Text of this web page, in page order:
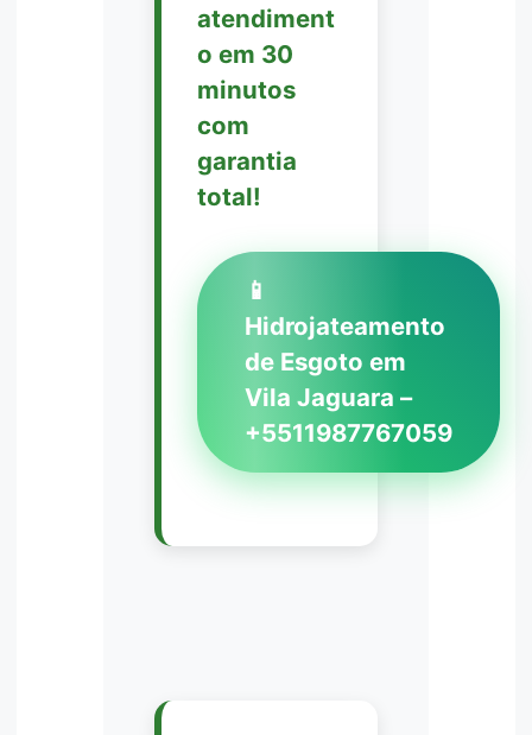
atendiment
o em 30
minutos
com
garantia
total!
📱
Hidrojateamento
de Esgoto em
Vila Jaguara –
+5511987767059